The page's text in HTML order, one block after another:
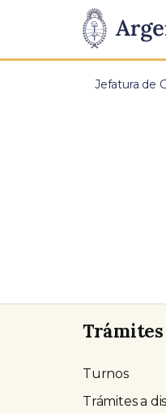
Presidencia
de
Pasar al contenido
Jefatura de
Trámites
Turnos
Trámites a